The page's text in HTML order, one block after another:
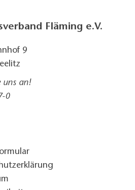
Fläming e.V.
9
uns an!
0